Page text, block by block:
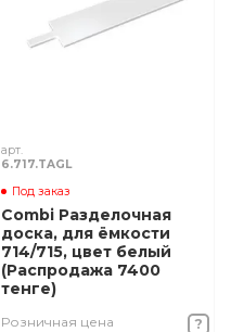
арт.
6.717.TAGL
Под заказ
Combi Разделочная
доска, для ёмкости
714/715, цвет белый
(Распродажа 7400
тенге)
Розничная цена